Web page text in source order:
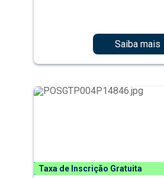
Saiba mais
Taxa de Inscrição Gratuita